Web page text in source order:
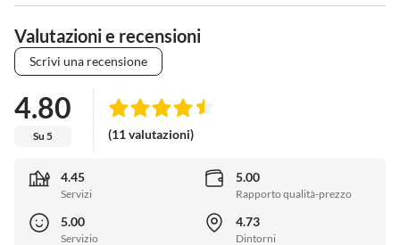
Valutazioni e recensioni
Scrivi una recensione
4.80
Su 5 (11 valutazioni)
4.45
Servizi
5.00
Rapporto qualità-prezzo
5.00
Servizio
4.73
Dintorni